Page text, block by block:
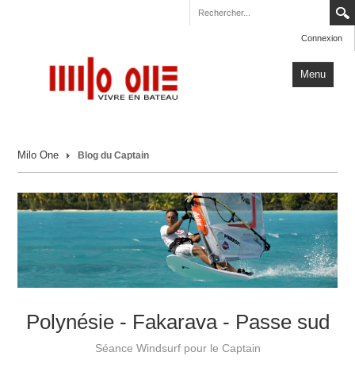
Connexion
Menu
Carnets de Voyage
Actualités
Plus
Milo One Blog du Captain
Polynésie - Fakarava - Passe sud
Séance Windsurf pour le Captain